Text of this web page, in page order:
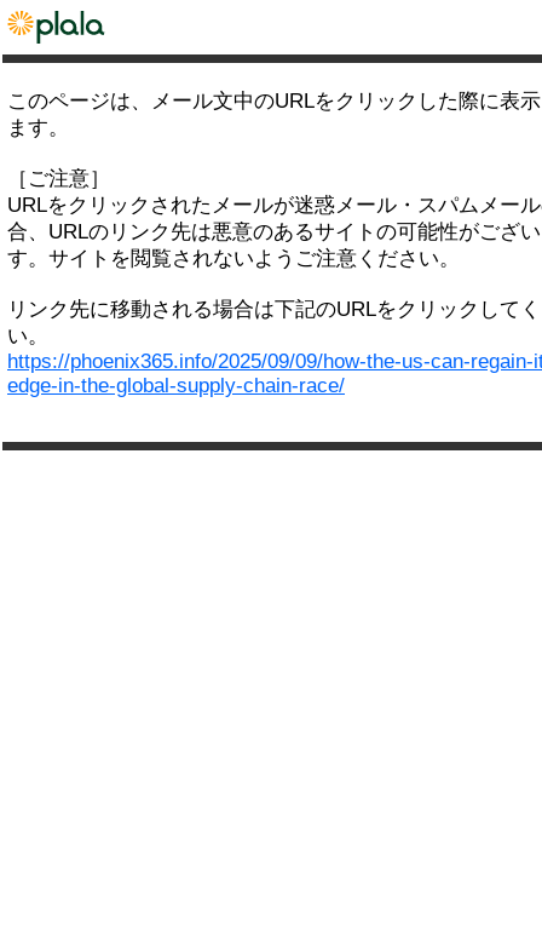
このページは、メール文中のURLをクリックした際に表
ます。
［ご注意］
URLをクリックされたメールが迷惑メール・スパムメー
合、URLのリンク先は悪意のあるサイトの可能性がござ
す。サイトを閲覧されないようご注意ください。
リンク先に移動される場合は下記のURLをクリックして
い。
https://phoenix365.info/2025/09/09/how-the-us-can-regain-
edge-in-the-global-supply-chain-race/